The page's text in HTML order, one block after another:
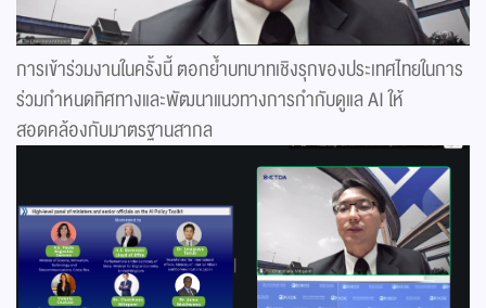
การเข้าร่วมงานในครั้งนี้ ตอกย้ำบทบาทเชิงรุกของประเทศไทยในการ
ร่วมกำหนดทิศทางและพัฒนาแนวทางการกำกับดูแล AI ให้
สอดคล้องกับมาตรฐานสากล